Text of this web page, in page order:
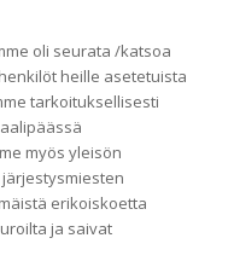
oli seurata /katsoa
heille asetetuista
tarkoituksellisesti
myös yleisön
erikoiskoetta
ja saivat